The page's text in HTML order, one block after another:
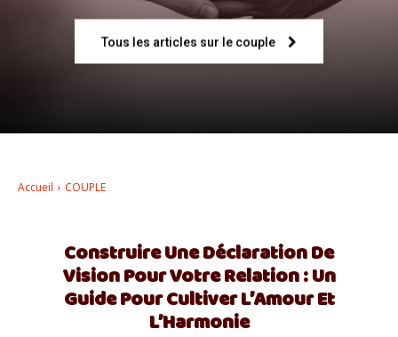
Tous les articles sur le couple
Accueil COUPLE
Construire Une Déclaration De
Vision Pour Votre Relation : Un
Guide Pour Cultiver L’Amour Et
L’Harmonie